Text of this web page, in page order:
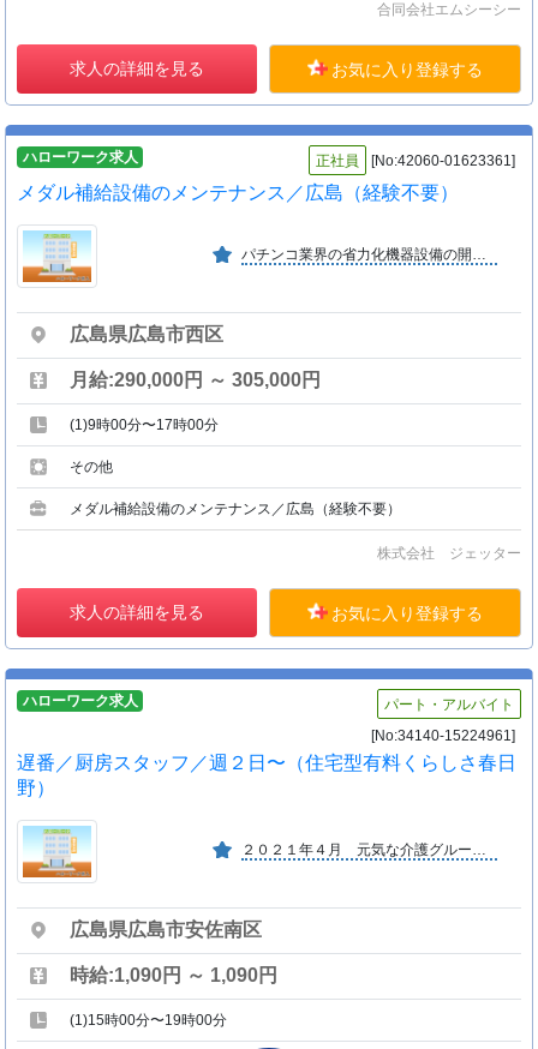
合同会社エムシーシー
求人の詳細を見る お気に入り登録する
ハローワーク求人 正社員 [No:42060-01623361]
メダル補給設備のメンテナンス／広島（経験不要）
パチンコ業界の省力化機器設備の開発メーカーです。メダル自動補給装置「ジェッターライン」は業界トップクラスの信頼と実績を誇っております。
広島県広島市西区
月給:290,000円 ～ 305,000円
(1)9時00分〜17時00分
その他
メダル補給設備のメンテナンス／広島（経験不要）
株式会社 ジェッター
求人の詳細を見る お気に入り登録する
ハローワーク求人
パート・アルバイト
[No:34140-15224961]
遅番／厨房スタッフ／週２日〜（住宅型有料くらしさ春日
野）
２０２１年４月 元気な介護グループの子会社となりました。
広島県広島市安佐南区
時給:1,090円 ～ 1,090円
(1)15時00分〜19時00分